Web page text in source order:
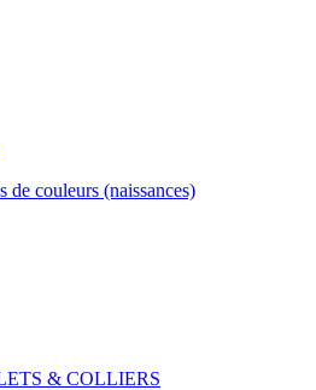
de couleurs (naissances)
& COLLIERS